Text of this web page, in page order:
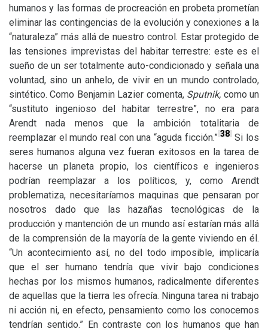
humanos y las formas de procreación en probeta prometían
eliminar las contingencias de la evolución y conexiones a la
“naturaleza” más allá de nuestro control. Estar protegido de
las tensiones imprevistas del habitar terrestre: este es el
sueño de un ser totalmente auto-condicionado y señala una
voluntad, sino un anhelo, de vivir en un mundo controlado,
sintético. Como Benjamin Lazier comenta, Sputnik, como un
“sustituto ingenioso del habitar terrestre”, no era para
Arendt nada menos que la ambición totalitaria de
reemplazar el mundo real con una “aguda ficción.” 38 Si los
seres humanos alguna vez fueran exitosos en la tarea de
hacerse un planeta propio, los científicos e ingenieros
podrían reemplazar a los políticos, y, como Arendt
problematiza, necesitaríamos maquinas que pensaran por
nosotros dado que las hazañas tecnológicas de la
producción y mantención de un mundo así estarían más allá
de la comprensión de la mayoría de la gente viviendo en él.
“Un acontecimiento así, no del todo imposible, implicaría
que el ser humano tendría que vivir bajo condiciones
hechas por los mismos humanos, radicalmente diferentes
de aquellas que la tierra les ofrecía. Ninguna tarea ni trabajo
ni acción ni, en efecto, pensamiento como los conocemos
tendrían sentido.” En contraste con los humanos que han